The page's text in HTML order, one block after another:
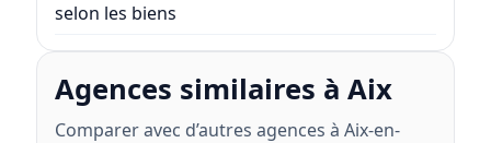
selon les biens
Agences similaires à Aix
Comparer avec d’autres agences à Aix-en-